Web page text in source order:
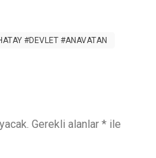
#DEVLET #ANAVATAN
Gerekli alanlar * ile